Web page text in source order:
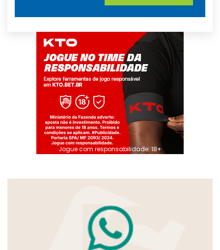
Jogue com responsabilidade. 18+